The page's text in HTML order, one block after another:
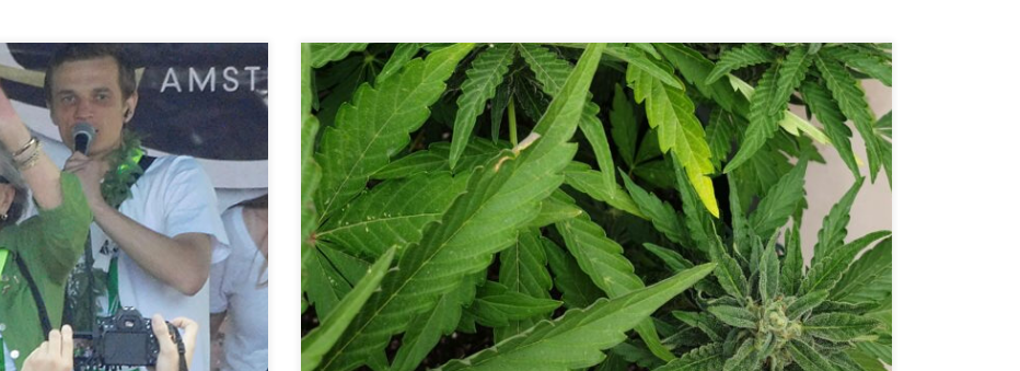
Konopi 2014 w Warszawie można
Profesora Jerzego Ventuli. Film
[…]
Marycha, ganja, joint, trawka, skręt – to popularne nazwy używane dla jednego
narkotyku, czyli marihuany. Jest ona zaliczana do grupy tzw. narkotyków miękkich.
Jak wynika z badań co czwarty polski […]